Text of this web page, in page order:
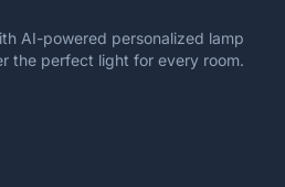
AI-powered personalized lamp
the perfect light for every room.